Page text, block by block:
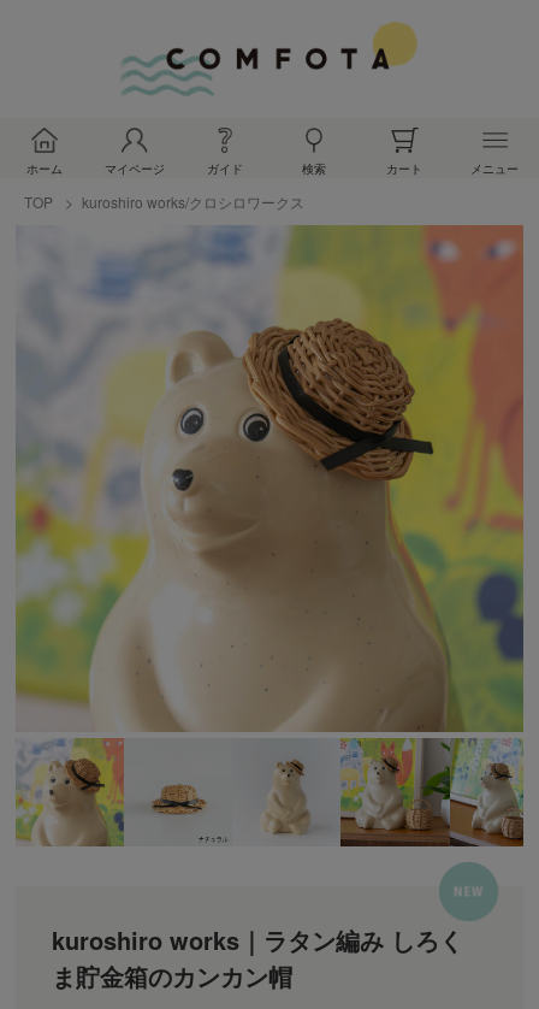
ホーム マイページ ガイド 検索 カート メニュー
TOP kuroshiro works/クロシロワークス
kuroshiro works｜ラタン編み しろく
ま貯金箱のカンカン帽